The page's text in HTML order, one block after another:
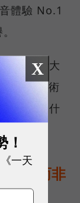
體驗 No.1
表台灣大
與 5G 技術
考：究竟什
定、而非
X
一天